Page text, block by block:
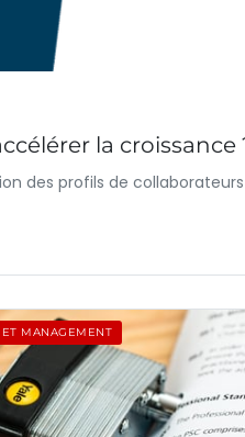
la croissance
des profils de
MANAGEMENT